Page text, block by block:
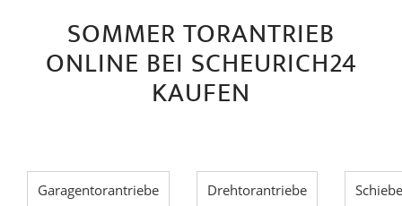
SOMMER TORANTRIEB
ONLINE BEI SCHEURICH24
KAUFEN
Garagentorantriebe Drehtorantriebe